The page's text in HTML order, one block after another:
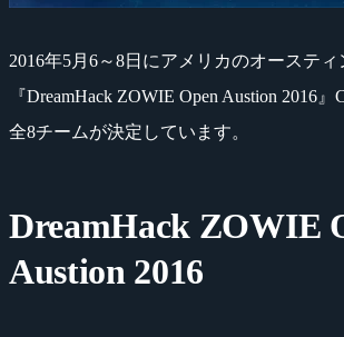
2016年5月6～8日にアメリカのオーステ
『DreamHack ZOWIE Open Austion 2016
全8チームが決定しています。
DreamHack ZOWIE
Austion 2016